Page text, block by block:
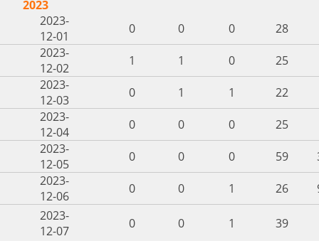
2023
2023-
12-01
0 0 0
28
2023-
12-02
1 1 0
25
2023-
12-03
0 1 1
22
2023-
12-04
0 0 0
25
2023-
12-05
0 0 0 59
2023-
12-06
0 0 1 26
2023-
12-07
0 0 1
39